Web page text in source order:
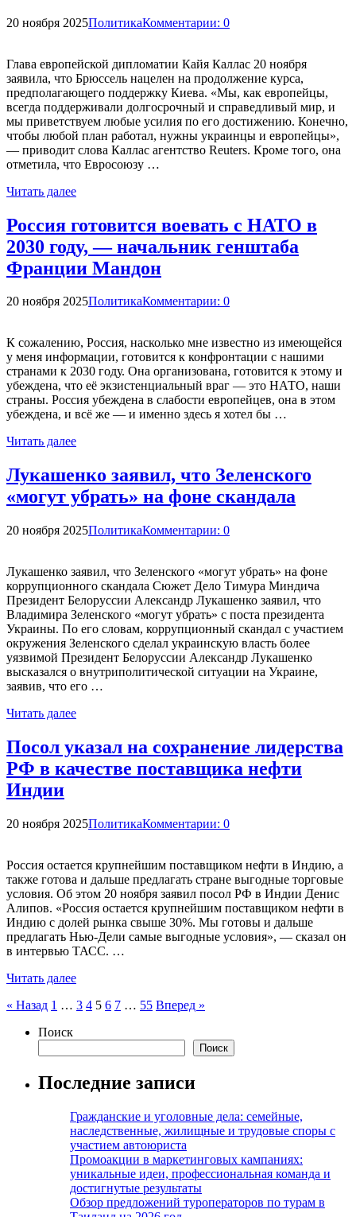
20 ноября 2025ПолитикаКомментарии: 0
Глава европейской дипломатии Кайя Каллас 20 ноября
заявила, что Брюссель нацелен на продолжение курса,
предполагающего поддержку Киева. «Мы, как европейцы,
всегда поддерживали долгосрочный и справедливый мир, и
мы приветствуем любые усилия по его достижению. Конечно,
чтобы любой план работал, нужны украинцы и европейцы»,
— приводит слова Каллас агентство Reuters. Кроме того, она
отметила, что Евросоюзу …
Читать далее
Россия готовится воевать с НАТО в
2030 году, — начальник генштаба
Франции Мандон
20 ноября 2025ПолитикаКомментарии: 0
К сожалению, Россия, насколько мне известно из имеющейся
у меня информации, готовится к конфронтации с нашими
странами к 2030 году. Она организована, готовится к этому и
убеждена, что её экзистенциальный враг — это НАТО, наши
страны. Россия убеждена в слабости европейцев, она в этом
убеждена, и всё же — и именно здесь я хотел бы …
Читать далее
Лукашенко заявил, что Зеленского
«могут убрать» на фоне скандала
20 ноября 2025ПолитикаКомментарии: 0
Лукашенко заявил, что Зеленского «могут убрать» на фоне
коррупционного скандала Сюжет Дело Тимура Миндича
Президент Белоруссии Александр Лукашенко заявил, что
Владимира Зеленского «могут убрать» с поста президента
Украины. По его словам, коррупционный скандал с участием
окружения Зеленского сделал украинскую власть более
уязвимой Президент Белоруссии Александр Лукашенко
высказался о внутриполитической ситуации на Украине,
заявив, что его …
Читать далее
Посол указал на сохранение лидерства
РФ в качестве поставщика нефти
Индии
20 ноября 2025ПолитикаКомментарии: 0
Россия остается крупнейшим поставщиком нефти в Индию, а
также готова и дальше предлагать стране выгодные торговые
условия. Об этом 20 ноября заявил посол РФ в Индии Денис
Алипов. «Россия остается крупнейшим поставщиком нефти в
Индию с долей рынка свыше 30%. Мы готовы и дальше
предлагать Нью-Дели самые выгодные условия», — сказал он
в интервью ТАСС. …
Читать далее
Пагинация
записей
« Назад 1 … 3 4 5 6 7 … 55 Вперед »
Поиск
Поиск
Последние записи
Гражданские и уголовные дела: семейные,
наследственные, жилищные и трудовые споры с
участием автоюриста
Промоакции в маркетинговых кампаниях:
уникальные идеи, профессиональная команда и
достигнутые результаты
Обзор предложений туроператоров по турам в